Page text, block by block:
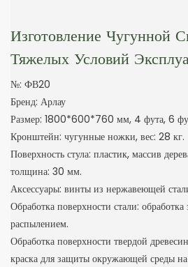
Изготовление Чугунной
Тяжелых Условий
№: ФВ20
Бренд: Арлау
Размер: 1800*600*760 мм, 4 фута, 6
Кронштейн: чугунные ножки, вес: 28 кг.
Поверхность стула: пластик, массив
толщина: 30 мм.
Аксессуары: винты из нержавеющей
Обработка поверхности стали: обработка
распылением.
Обработка поверхности твердой
краска для защиты окружающей среды